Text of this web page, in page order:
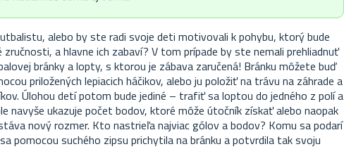
alebo by ste radi svoje deti motivovali k pohybu, ktorý bude
a hlavne ich zabaví? V tom prípade by ste nemali prehliadnuť
bránky a lopty, s ktorou je zábava zaručená! Bránku môžete buď
priložených lepiacich háčikov, alebo ju položiť na trávu na záhrade a
Úlohou detí potom bude jediné – trafiť sa loptou do jedného z polí a
navyše ukazuje počet bodov, ktoré môže útočník získať alebo naopak
nový rozmer. Kto nastrieľa najviac gólov a bodov? Komu sa podarí
pomocou suchého zipsu prichytila na bránku a potvrdila tak svoju